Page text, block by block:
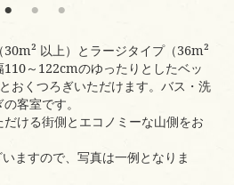
オル、歯ブラシ、浴衣、スリッ
以上）とラージタイプ（36m²
～122cmのゆったりとしたベッ
おくつろぎいただけます。バス・洗
客室です。
ける街側とエコノミーな山側をお
ますので、写真は一例となりま